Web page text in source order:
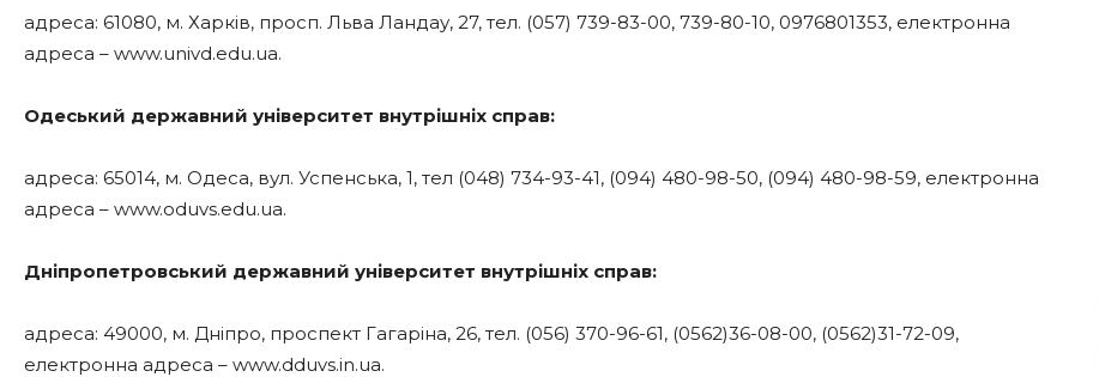
адреса: 61080, м. Харків, просп. Льва Ландау, 27, тел. (057) 739-83-00, 739-80-10, 0976801353, електронна
адреса – www.univd.edu.ua.
Одеський державний університет внутрішніх справ:
адреса: 65014, м. Одеса, вул. Успенська, 1, тел (048) 734-93-41, (094) 480-98-50, (094) 480-98-59, електронна
адреса – www.oduvs.edu.ua.
Дніпропетровський державний університет внутрішніх справ:
адреса: 49000, м. Дніпро, проспект Гагаріна, 26, тел. (056) 370-96-61, (0562)36-08-00, (0562)31-72-09,
електронна адреса – www.dduvs.in.ua.